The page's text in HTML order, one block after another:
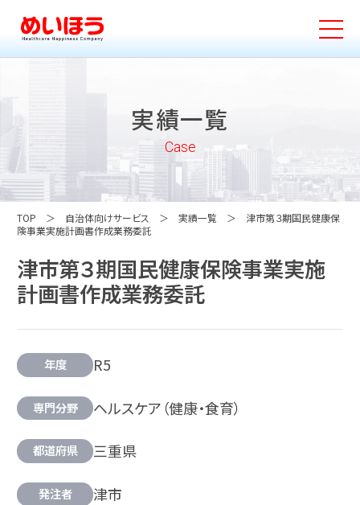
実績一覧
Case
TOP 自治体向けサービス 実績一覧
津市第３期国民健康保
険事業実施計画書作成業務委託
津市第３期国民健康保険事業実施
計画書作成業務委託
年度 R5
専門分野 ヘルスケア（健康・食育）
都道府県 三重県
発注者 津市